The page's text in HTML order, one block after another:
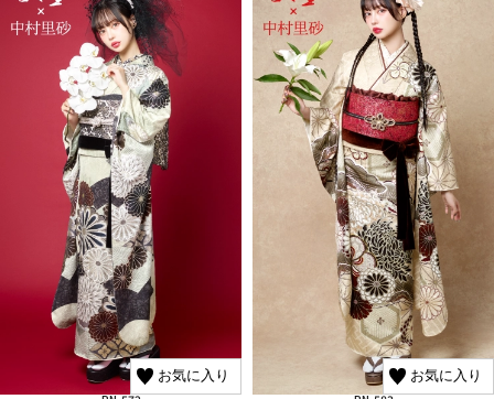
お気に入り
お気に入り